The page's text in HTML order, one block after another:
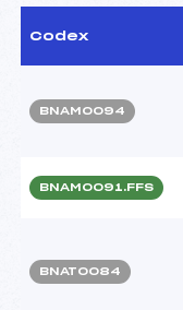
Codex
BNAM0094
BNAM0091.FFS
BNAT0084